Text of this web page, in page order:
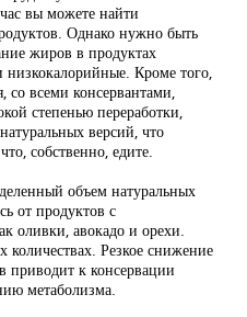
вы можете найти
Однако нужно быть
жиров в продуктах
низкокалорийные. Кроме того,
со всеми консервантами,
степенью переработки,
версий, что
собственно, едите.
объем натуральных
от продуктов с
оливки, авокадо и орехи.
Резкое снижение
приводит к консервации
метаболизма.